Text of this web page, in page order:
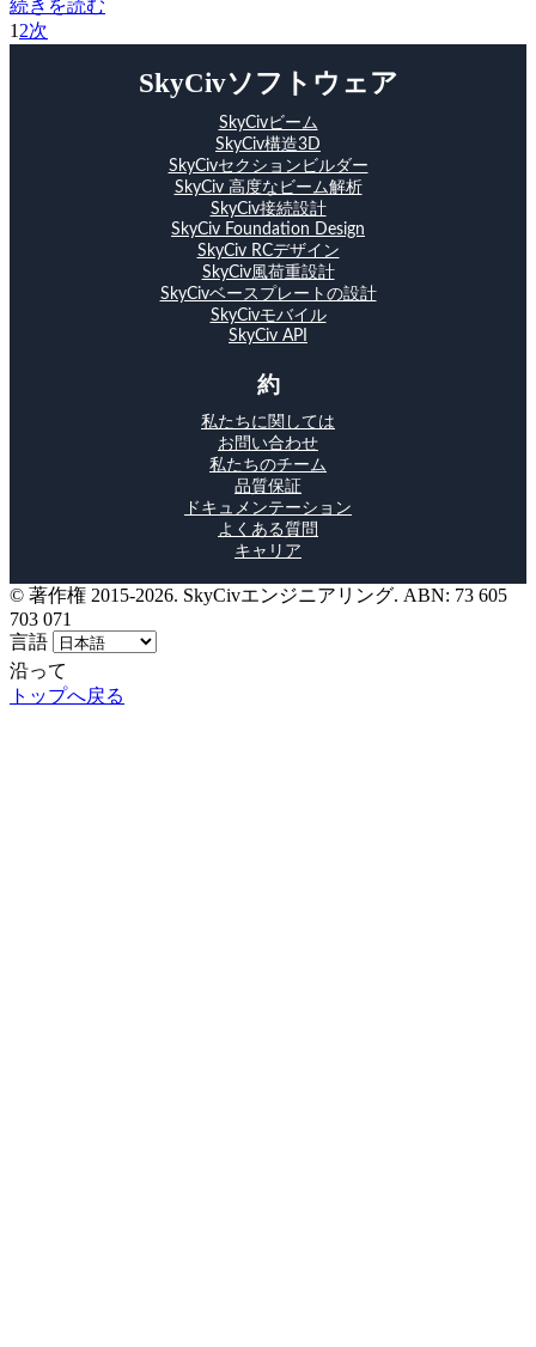
続きを読む
1 2次
SkyCivソフトウェア
SkyCivビーム
SkyCiv構造3D
SkyCivセクションビルダー
SkyCiv 高度なビーム解析
SkyCiv接続設計
SkyCiv Foundation Design
SkyCiv RCデザイン
SkyCiv風荷重設計
SkyCivベースプレートの設計
SkyCivモバイル
SkyCiv API
約
私たちに関しては
お問い合わせ
私たちのチーム
品質保証
ドキュメンテーション
よくある質問
キャリア
© 著作権 2015-2026. SkyCivエンジニアリング. ABN: 73 605
703 071
言語
沿って
トップへ戻る